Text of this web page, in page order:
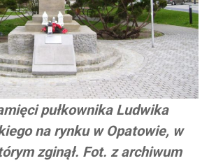
pułkownika Ludwika
na rynku w Opatowie, w
zginął. Fot. z archiwum